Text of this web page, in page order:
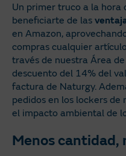
Un primer truco a la hora
beneficiarte de las
en Amazon,
compras cualquier
través de nuestra Área
descuento del 14% del
factura de Naturgy.
pedidos en los lockers de
el impacto ambiental de
Menos cantidad,